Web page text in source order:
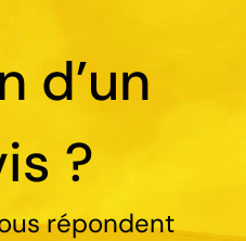
d’un
?
répondent